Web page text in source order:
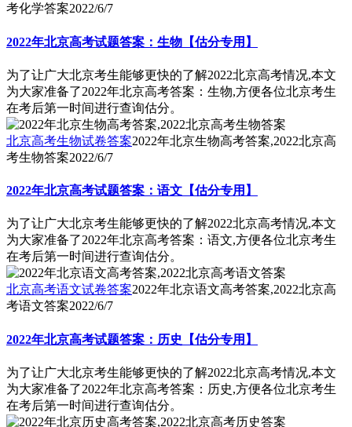
考化学答案2022/6/7
2022年北京高考试题答案：生物【估分专用】
为了让广大北京考生能够更快的了解2022北京高考情况,本文
为大家准备了2022年北京高考答案：生物,方便各位北京考生
在考后第一时间进行查询估分。
北京高考生物试卷答案2022年北京生物高考答案,2022北京高
考生物答案2022/6/7
2022年北京高考试题答案：语文【估分专用】
为了让广大北京考生能够更快的了解2022北京高考情况,本文
为大家准备了2022年北京高考答案：语文,方便各位北京考生
在考后第一时间进行查询估分。
北京高考语文试卷答案2022年北京语文高考答案,2022北京高
考语文答案2022/6/7
2022年北京高考试题答案：历史【估分专用】
为了让广大北京考生能够更快的了解2022北京高考情况,本文
为大家准备了2022年北京高考答案：历史,方便各位北京考生
在考后第一时间进行查询估分。